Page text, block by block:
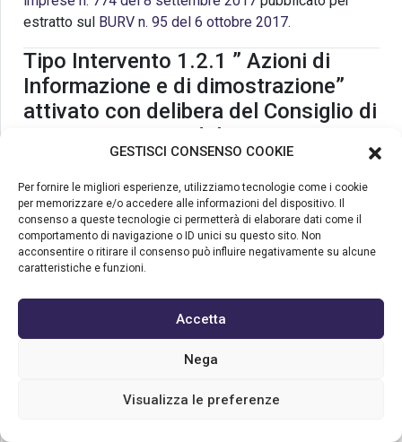
GESTISCI CONSENSO COOKIE
Per fornire le migliori esperienze, utilizziamo tecnologie come i cookie
per memorizzare e/o accedere alle informazioni del dispositivo. Il
consenso a queste tecnologie ci permetterà di elaborare dati come il
comportamento di navigazione o ID unici su questo sito. Non
acconsentire o ritirare il consenso può influire negativamente su alcune
caratteristiche e funzioni.
Accetta
Nega
Visualizza le preferenze
estratto sul BURV n. 95 del 6 ottobre 2017.
Tipo Intervento 1.2.1 ” Azioni di
Informazione e di dimostrazione”
attivato con delibera del Consiglio di
Amministrazione del GAL Patavino
n. 11 del 12 aprile 2017 – PC2
“Rigenerare territori, coltivare
innovazioni” – formula operativa:
BANDO PUBBLICO
Decreto del Dirigente dell’Area tecnica competitività
BURV n. 80 del 18 agosto 2017
Tipo Intervento 1.2.1 ” Azioni di
Informazione e di dimostrazione”
attivato con delibera del Consiglio di